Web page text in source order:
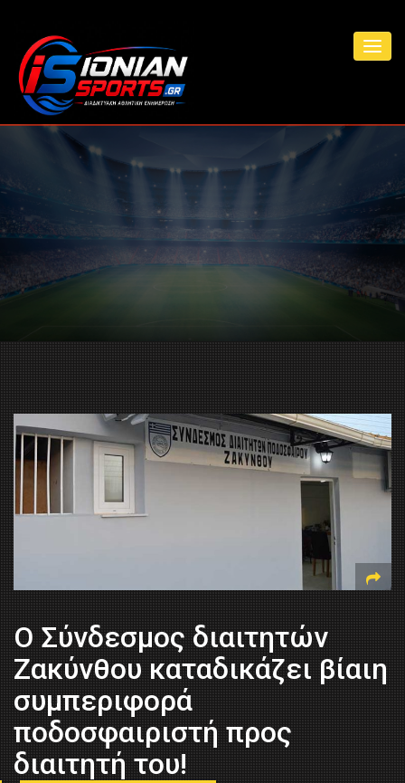
Ο Σύνδεσμος διαιτητών
Ζακύνθου καταδικάζει βίαιη
συμπεριφορά
ποδοσφαιριστή προς
διαιτητή του!